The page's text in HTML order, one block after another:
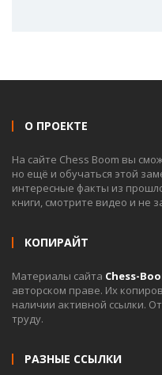
О ПРОЕКТЕ
На сайте Chess Boom вы
но ещё и обучаться этой
интересные факты из
книги, смотрите видео и не
КОПИРАЙТ
Материалы сайта Chess-
авторском праве. Их
наличии активной ссылки.
труду.
РАЗНЫЕ ССЫЛКИ